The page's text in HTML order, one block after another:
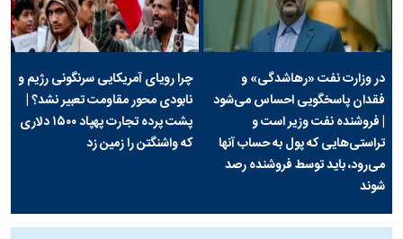
در وزارت نفت «رهاشدگی» و
فقدان پاسخگویی احساس می‌شود
| فروشنده نفت وزیر است و
تراستی‌هایی که پول به حساب آنها
می‌رود، باید توسط فروشنده رصد
شوند
چرا رویای آمریکایی سرنگونی رژیم و
نابودی محور مقاومت تعبیر نشد؟ |
پشت پرده تجارت پهپاد‌ ۱۵۰۰ دلاری
که واشنگتن را زمین زد